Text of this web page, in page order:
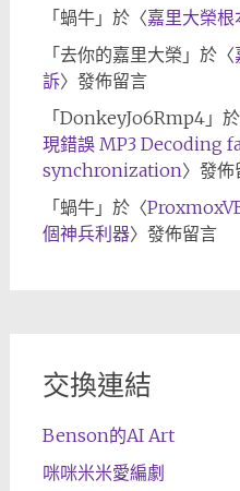
「蝸牛」於〈嘉里大榮
「去你的嘉里大榮 」於〈
訴〉發佈留言
「DonkeyJo6Rmp4」
現錯誤 MP3 Decoding
synchronization〉發佈
「蝸牛」於〈
個神兵利器〉發佈留言
交換連結
Benson的AI Art
咪咪米米愛編劇